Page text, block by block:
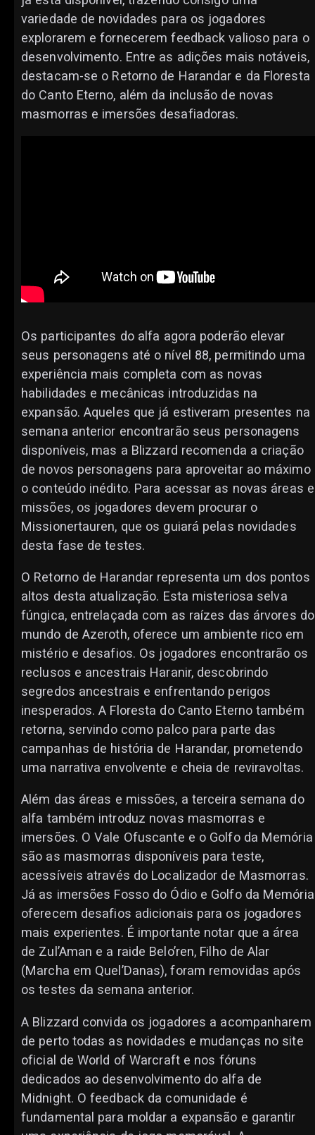
variedade de novidades para os jogadores
explorarem e fornecerem feedback valioso para o
desenvolvimento. Entre as adições mais notáveis,
destacam-se o Retorno de Harandar e da Floresta
do Canto Eterno, além da inclusão de novas
masmorras e imersões desafiadoras.
Os participantes do alfa agora poderão elevar
seus personagens até o nível 88, permitindo uma
experiência mais completa com as novas
habilidades e mecânicas introduzidas na
expansão. Aqueles que já estiveram presentes na
semana anterior encontrarão seus personagens
disponíveis, mas a Blizzard recomenda a criação
de novos personagens para aproveitar ao máximo
o conteúdo inédito. Para acessar as novas áreas e
missões, os jogadores devem procurar o
Missionertauren, que os guiará pelas novidades
desta fase de testes.
O Retorno de Harandar representa um dos pontos
altos desta atualização. Esta misteriosa selva
fúngica, entrelaçada com as raízes das árvores do
mundo de Azeroth, oferece um ambiente rico em
mistério e desafios. Os jogadores encontrarão os
reclusos e ancestrais Haranir, descobrindo
segredos ancestrais e enfrentando perigos
inesperados. A Floresta do Canto Eterno também
retorna, servindo como palco para parte das
campanhas de história de Harandar, prometendo
uma narrativa envolvente e cheia de reviravoltas.
Além das áreas e missões, a terceira semana do
alfa também introduz novas masmorras e
imersões. O Vale Ofuscante e o Golfo da Memória
são as masmorras disponíveis para teste,
acessíveis através do Localizador de Masmorras.
Já as imersões Fosso do Ódio e Golfo da Memória
oferecem desafios adicionais para os jogadores
mais experientes. É importante notar que a área
de Zul’Aman e a raide Belo’ren, Filho de Alar
(Marcha em Quel’Danas), foram removidas após
os testes da semana anterior.
A Blizzard convida os jogadores a acompanharem
de perto todas as novidades e mudanças no site
oficial de World of Warcraft e nos fóruns
dedicados ao desenvolvimento do alfa de
Midnight. O feedback da comunidade é
fundamental para moldar a expansão e garantir